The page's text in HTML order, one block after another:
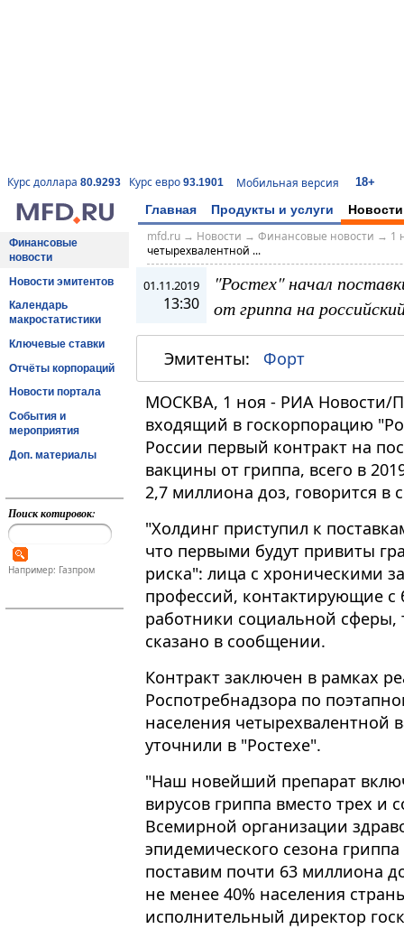
Курс доллара 80.9293 Курс евро 93.1901 Мобильная версия 18+
Главная Продукты и услуги Новости
Финансовые
новости
Новости эмитентов
Календарь
макростатистики
Ключевые ставки
Отчёты корпораций
Новости портала
События и
мероприятия
Доп. материалы
Поиск котировок:
Например: Газпром
mfd.ru→ Новости → Финансовые новости → 1
четырехвалентной ...
01.11.2019
13:30
"Ростех" начал
от гриппа на
Эмитенты: Форт
МОСКВА, 1 ноя - РИА Новости/
входящий в госкорпорацию
России первый контракт на
вакцины от гриппа, всего в
2,7 миллиона доз, говорится
"Холдинг приступил к
что первыми будут привиты
риска": лица с хроническими
профессий, контактирующие
работники социальной сферы,
сказано в сообщении.
Контракт заключен в рамках
Роспотребнадзора по
населения четырехвалентной
уточнили в "Ростехе".
"Наш новейший препарат
вирусов гриппа вместо трех и
Всемирной организации
эпидемического сезона
поставим почти 63 миллиона
не менее 40% населения
исполнительный директор